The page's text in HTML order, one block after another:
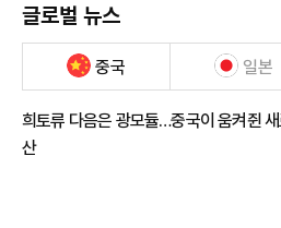
글로벌 뉴스
중국 일본
희토류 다음은 광모듈…중국이 움켜쥔
산